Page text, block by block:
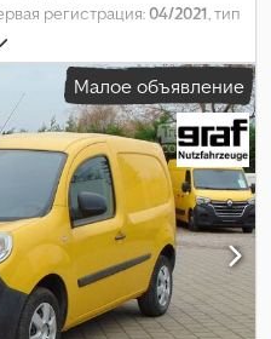
регистрация:04/2021, тип
осей:
, цвет:белый, кабина
передачи:автоматический,
на ось (ось 1):1 030
2):1 240 кг, Год выпуска:
кондиционер, система
стабилизации (ESP),
Малое объявление